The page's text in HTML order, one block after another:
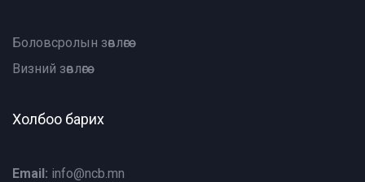
Боловсролын зөвлөгөө
Визний зөвлөгөө
Холбоо барих
Email: info@ncb.mn